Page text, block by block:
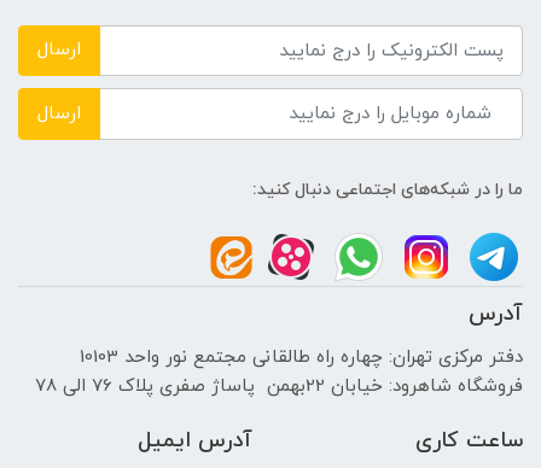
ارسال
ارسال
ما را در شبکه‌های اجتماعی دنبال کنید:
آدرس
دفتر مرکزی تهران: چهاره راه طالقانی مجتمع نور واحد 10103
فروشگاه شاهرود: خیابان 22بهمن پاساژ صفری پلاک 76 الی 78
ساعت کاری آدرس ایمیل